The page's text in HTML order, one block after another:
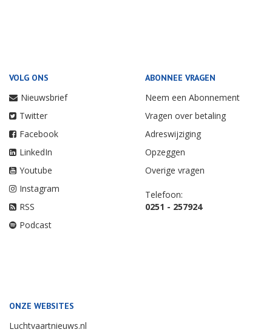
VOLG ONS
Nieuwsbrief
Twitter
Facebook
LinkedIn
Youtube
Instagram
RSS
Podcast
ABONNEE VRAGEN
Neem een Abonnement
Vragen over betaling
Adreswijziging
Opzeggen
Overige vragen
Telefoon:
0251 - 257924
ONZE WEBSITES
Luchtvaartnieuws.nl